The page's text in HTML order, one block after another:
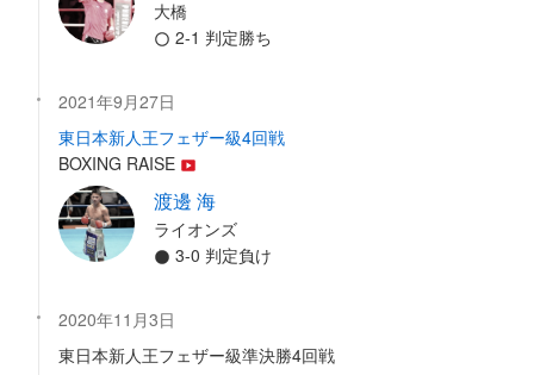
大橋
2-1 判定勝ち
2021年9月27日
東日本新人王フェザー級4回戦
BOXING RAISE
渡邊 海
ライオンズ
3-0 判定負け
2020年11月3日
東日本新人王フェザー級準決勝4回戦